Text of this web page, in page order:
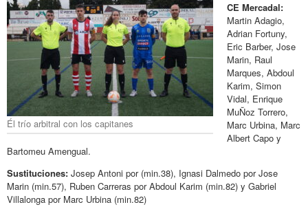
Él trío arbitral con los capitanes
CE Mercadal:
Martin Adagio,
Adrian Fortuny,
Eric Barber, Jose
Marin, Raul
Marques, Abdoul
Karim, Simon
Vidal, Enrique
MuÑoz Torrero,
Marc Urbina, Marc
Albert Capo y
Bartomeu Amengual.
Sustituciones: Josep Antoni por (min.38), Ignasi Dalmedo por Jose
Marin (min.57), Ruben Carreras por Abdoul Karim (min.82) y Gabriel
Villalonga por Marc Urbina (min.82)